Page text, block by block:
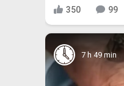
350 99
7 h 49 min